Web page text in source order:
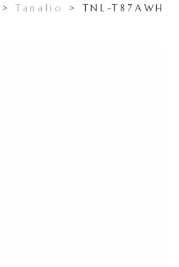
>Tanalio >TNL-T87AWH